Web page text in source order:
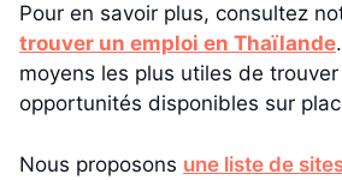
Pour en savoir plus, consultez
trouver un emploi en Thaïlande
moyens les plus utiles de
opportunités disponibles sur
Nous proposons une liste de